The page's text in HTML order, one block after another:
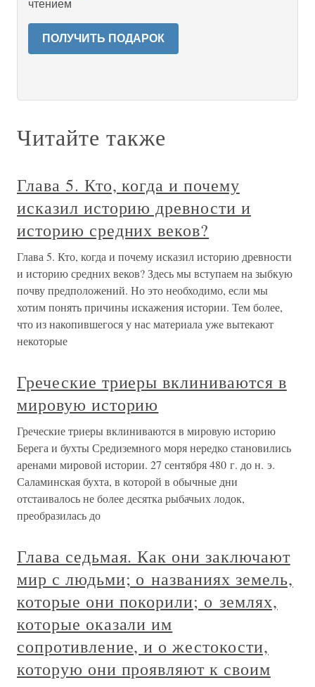
чтением
ПОЛУЧИТЬ ПОДАРОК
Читайте также
Глава 5. Кто, когда и почему
исказил историю древности и
историю средних веков?
Глава 5. Кто, когда и почему исказил историю древности
и историю средних веков? Здесь мы вступаем на зыбкую
почву предположений. Но это необходимо, если мы
хотим понять причины искажения истории. Тем более,
что из накопившегося у нас материала уже вытекают
некоторые
Греческие триеры вклиниваются в
мировую историю
Греческие триеры вклиниваются в мировую историю
Берега и бухты Средиземного моря нередко становились
аренами мировой истории. 27 сентября 480 г. до н. э.
Саламинская бухта, в которой в обычные дни
отстаивалось не более десятка рыбачьих лодок,
преобразилась до
Глава седьмая. Как они заключают
мир с людьми; о названиях земель,
которые они покорили; о землях,
которые оказали им
сопротивление, и о жестокости,
которую они проявляют к своим